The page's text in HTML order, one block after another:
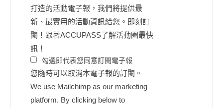
打造的活動電子報，我們將提供最
新、最實用的活動資訊給您。即刻訂
閱！跟著ACCUPASS了解活動圈最快
訊！
勾選即代表您同意訂閱電子報
您隨時可以取消本電子報的訂閱。
We use Mailchimp as our marketing
platform. By clicking below to